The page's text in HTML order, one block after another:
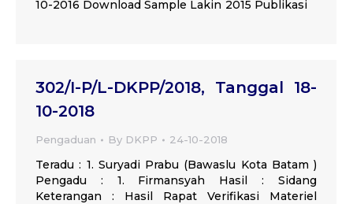
10-2016 Download Sample Lakin 2015 Publikasi
302/I-P/L-DKPP/2018, Tanggal 18-
10-2018
Pengaduan By DKPP 24-10-2018
Teradu : 1. Suryadi Prabu (Bawaslu Kota Batam )
Pengadu : 1. Firmansyah Hasil : Sidang
Keterangan : Hasil Rapat Verifikasi Materiel